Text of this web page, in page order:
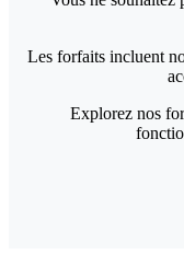
Les forfaits incluent
Explorez nos